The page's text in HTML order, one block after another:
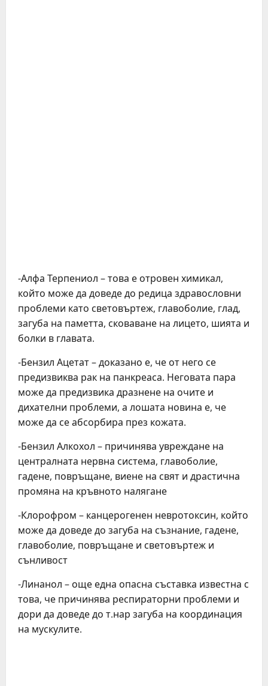
-Алфа Терпениол – това е отровен химикал,
който може да доведе до редица здравословни
проблеми като световъртеж, главоболие, глад,
загуба на паметта, сковаване на лицето, шията и
болки в главата.
-Бензил Ацетат – доказано е, че от него се
предизвиква рак на панкреаса. Неговата пара
може да предизвика дразнене на очите и
дихателни проблеми, а лошата новина е, че
може да се абсорбира през кожата.
-Бензил Алкохол – причинява увреждане на
централната нервна система, главоболие,
гадене, повръщане, виене на свят и драстична
промяна на кръвното налягане
-Клорофром – канцерогенен невротоксин, който
може да доведе до загуба на съзнание, гадене,
главоболие, повръщане и световъртеж и
сънливост
-Линанол – още една опасна съставка известна с
това, че причинява респираторни проблеми и
дори да доведе до т.нар загуба на координация
на мускулите.